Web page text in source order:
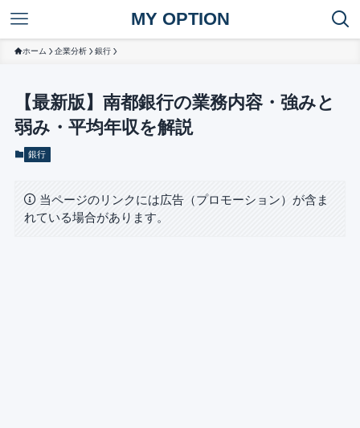
MY OPTION
ホーム 企業分析 銀行
【最新版】南都銀行の業務内容・強みと
弱み・平均年収を解説
銀行
当ページのリンクには広告（プロモーション）が含ま
れている場合があります。